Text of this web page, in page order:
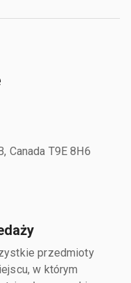
Canada T9E 8H6
przedmioty
w którym